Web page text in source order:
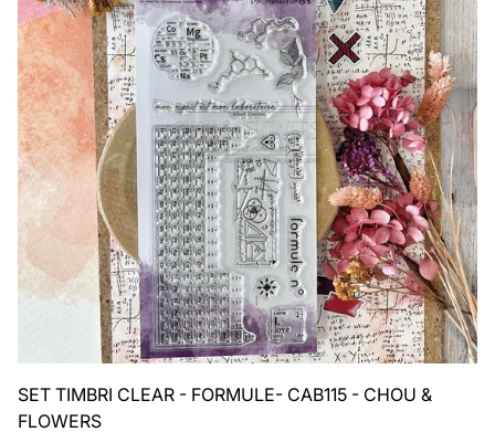
SET TIMBRI CLEAR - FORMULE- CAB115 - CHOU &
FLOWERS